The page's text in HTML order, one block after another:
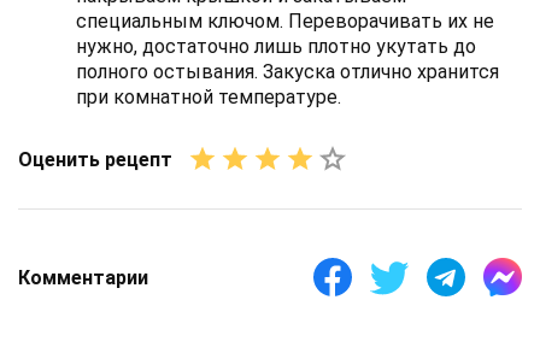
специальным ключом. Переворачивать их не
нужно, достаточно лишь плотно укутать до
полного остывания. Закуска отлично хранится
при комнатной температуре.
Оценить рецепт
Комментарии